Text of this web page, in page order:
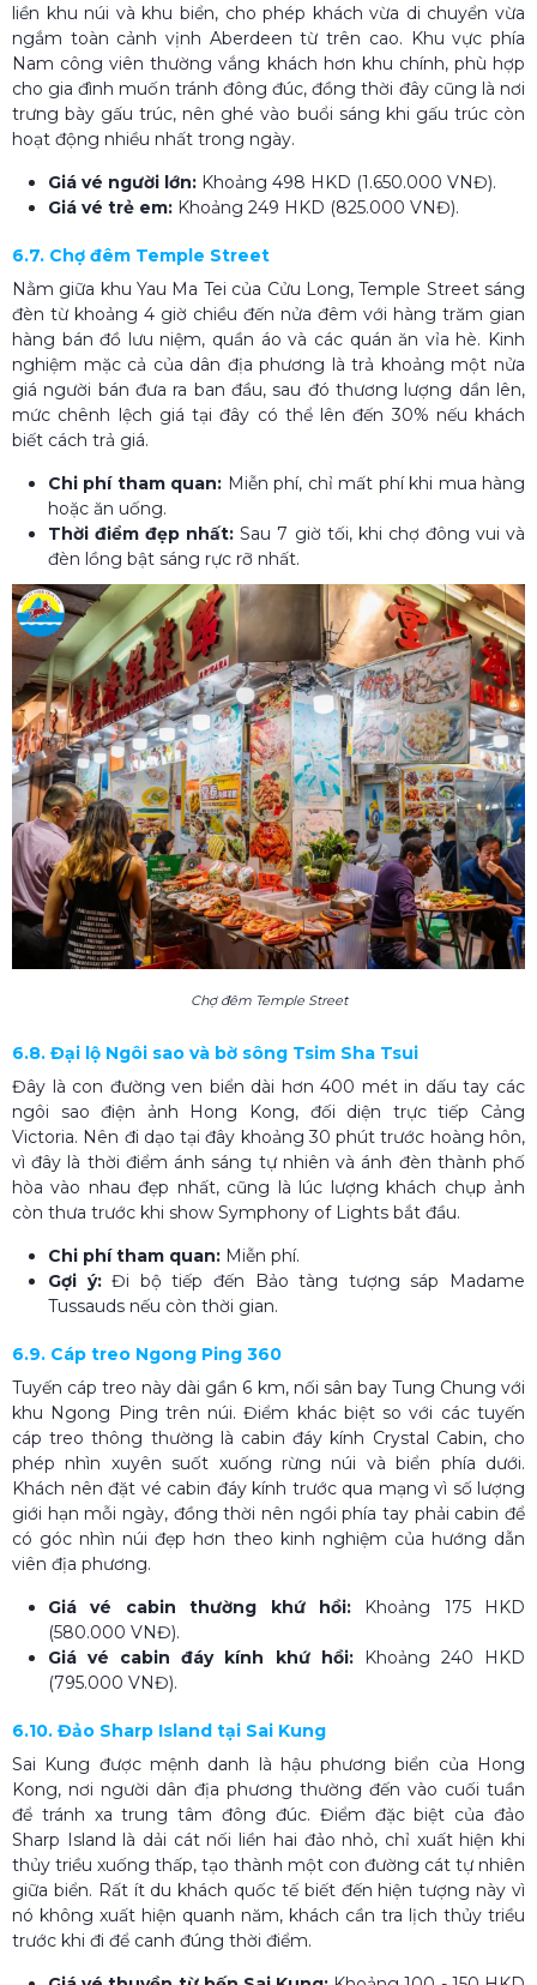
liền khu núi và khu biển, cho phép khách vừa di chuyển vừa
ngắm toàn cảnh vịnh Aberdeen từ trên cao. Khu vực phía
Nam công viên thường vắng khách hơn khu chính, phù hợp
cho gia đình muốn tránh đông đúc, đồng thời đây cũng là nơi
trưng bày gấu trúc, nên ghé vào buổi sáng khi gấu trúc còn
hoạt động nhiều nhất trong ngày.
Giá vé người lớn: Khoảng 498 HKD (1.650.000 VNĐ).
Giá vé trẻ em: Khoảng 249 HKD (825.000 VNĐ).
6.7. Chợ đêm Temple Street
Nằm giữa khu Yau Ma Tei của Cửu Long, Temple Street sáng
đèn từ khoảng 4 giờ chiều đến nửa đêm với hàng trăm gian
hàng bán đồ lưu niệm, quần áo và các quán ăn vỉa hè. Kinh
nghiệm mặc cả của dân địa phương là trả khoảng một nửa
giá người bán đưa ra ban đầu, sau đó thương lượng dần lên,
mức chênh lệch giá tại đây có thể lên đến 30% nếu khách
biết cách trả giá.
Chi phí tham quan: Miễn phí, chỉ mất phí khi mua hàng
hoặc ăn uống.
Thời điểm đẹp nhất:Sau 7 giờ tối, khi chợ đông vui và
đèn lồng bật sáng rực rỡ nhất.
Chợ đêm Temple Street
6.8. Đại lộ Ngôi sao và bờ sông Tsim Sha Tsui
Đây là con đường ven biển dài hơn 400 mét in dấu tay các
ngôi sao điện ảnh Hong Kong, đối diện trực tiếp Cảng
Victoria. Nên đi dạo tại đây khoảng 30 phút trước hoàng hôn,
vì đây là thời điểm ánh sáng tự nhiên và ánh đèn thành phố
hòa vào nhau đẹp nhất, cũng là lúc lượng khách chụp ảnh
còn thưa trước khi show Symphony of Lights bắt đầu.
Chi phí tham quan: Miễn phí.
Gợi ý:Đi bộ tiếp đến Bảo tàng tượng sáp Madame
Tussauds nếu còn thời gian.
6.9. Cáp treo Ngong Ping 360
Tuyến cáp treo này dài gần 6 km, nối sân bay Tung Chung với
khu Ngong Ping trên núi. Điểm khác biệt so với các tuyến
cáp treo thông thường là cabin đáy kính Crystal Cabin, cho
phép nhìn xuyên suốt xuống rừng núi và biển phía dưới.
Khách nên đặt vé cabin đáy kính trước qua mạng vì số lượng
giới hạn mỗi ngày, đồng thời nên ngồi phía tay phải cabin để
có góc nhìn núi đẹp hơn theo kinh nghiệm của hướng dẫn
viên địa phương.
Giá vé cabin thường khứ hồi: Khoảng 175 HKD
(580.000 VNĐ).
Giá vé cabin đáy kính khứ hồi:
Khoảng 240 HKD
(795.000 VNĐ).
6.10. Đảo Sharp Island tại Sai Kung
Sai Kung được mệnh danh là hậu phương biển của Hong
Kong, nơi người dân địa phương thường đến vào cuối tuần
để tránh xa trung tâm đông đúc. Điểm đặc biệt của đảo
Sharp Island là dải cát nối liền hai đảo nhỏ, chỉ xuất hiện khi
thủy triều xuống thấp, tạo thành một con đường cát tự nhiên
giữa biển. Rất ít du khách quốc tế biết đến hiện tượng này vì
nó không xuất hiện quanh năm, khách cần tra lịch thủy triều
trước khi đi để canh đúng thời điểm.